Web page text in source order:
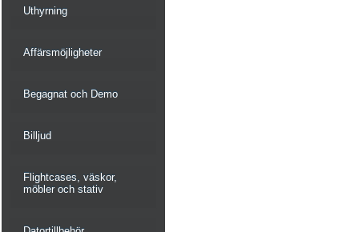
Uthyrning
Affärsmöjligheter
Begagnat och Demo
Billjud
Flightcases, väskor,
möbler och stativ